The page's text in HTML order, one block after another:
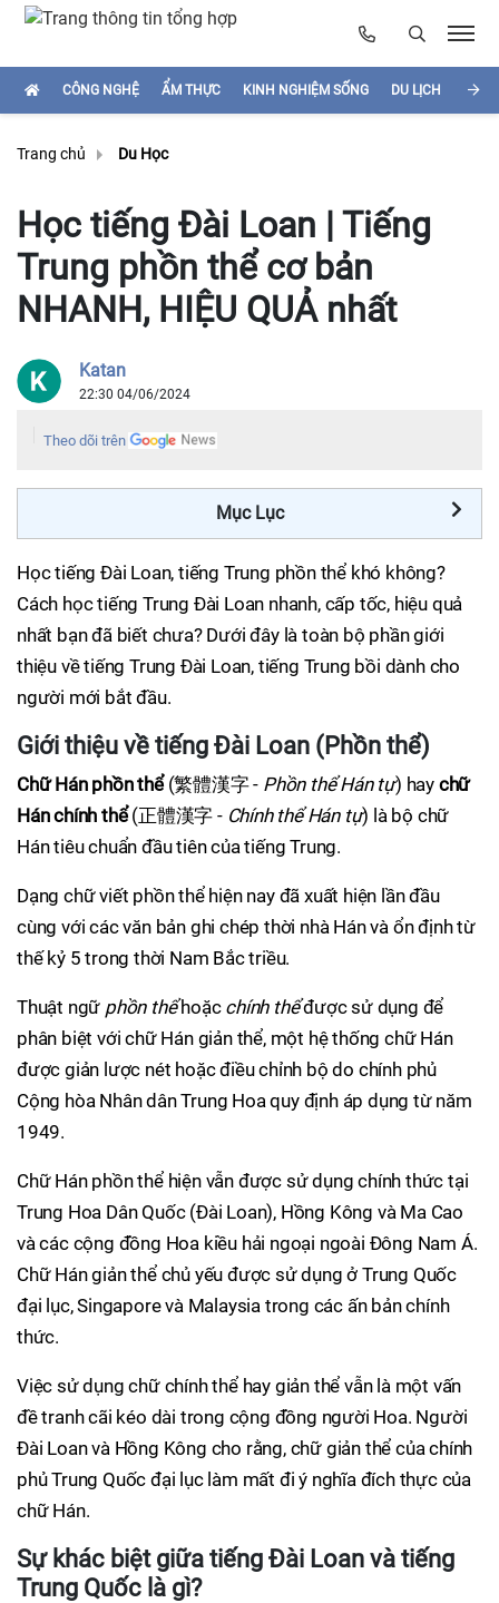
CÔNG NGHỆ ẨM THỰC KINH NGHIỆM SỐNG DU LỊCH
Trang chủ Du Học
Học tiếng Đài Loan | Tiếng
Trung phồn thể cơ bản
NHANH, HIỆU QUẢ nhất
Katan
22:30 04/06/2024
Theo dõi trên
Mục Lục
Học tiếng Đài Loan, tiếng Trung phồn thể khó không?
Cách học tiếng Trung Đài Loan nhanh, cấp tốc, hiệu quả
nhất bạn đã biết chưa? Dưới đây là toàn bộ phần giới
thiệu về tiếng Trung Đài Loan, tiếng Trung bồi dành cho
người mới bắt đầu.
Giới thiệu về tiếng Đài Loan (Phồn thể)
Chữ Hán phồn thể(繁體漢字 - Phồn thể Hán tự) hay chữ
Hán chính thể(正體漢字 - Chính thể Hán tự) là bộ chữ
Hán tiêu chuẩn đầu tiên của tiếng Trung.
Dạng chữ viết phồn thể hiện nay đã xuất hiện lần đầu
cùng với các văn bản ghi chép thời nhà Hán và ổn định từ
thế kỷ 5 trong thời Nam Bắc triều.
Thuật ngữ phồn thểhoặc chính thểđược sử dụng để
phân biệt với chữ Hán giản thể, một hệ thống chữ Hán
được giản lược nét hoặc điều chỉnh bộ do chính phủ
Cộng hòa Nhân dân Trung Hoa quy định áp dụng từ năm
1949.
Chữ Hán phồn thể hiện vẫn được sử dụng chính thức tại
Trung Hoa Dân Quốc (Đài Loan), Hồng Kông và Ma Cao
và các cộng đồng Hoa kiều hải ngoại ngoài Đông Nam Á.
Chữ Hán giản thể chủ yếu được sử dụng ở Trung Quốc
đại lục, Singapore và Malaysia trong các ấn bản chính
thức.
Việc sử dụng chữ chính thể hay giản thể vẫn là một vấn
đề tranh cãi kéo dài trong cộng đồng người Hoa. Người
Đài Loan và Hồng Kông cho rằng, chữ giản thể của chính
phủ Trung Quốc đại lục làm mất đi ý nghĩa đích thực của
chữ Hán.
Sự khác biệt giữa tiếng Đài Loan và tiếng
Trung Quốc là gì?